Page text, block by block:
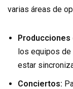
varias áreas de
Producciones
los equipos de
estar
Conciertos: